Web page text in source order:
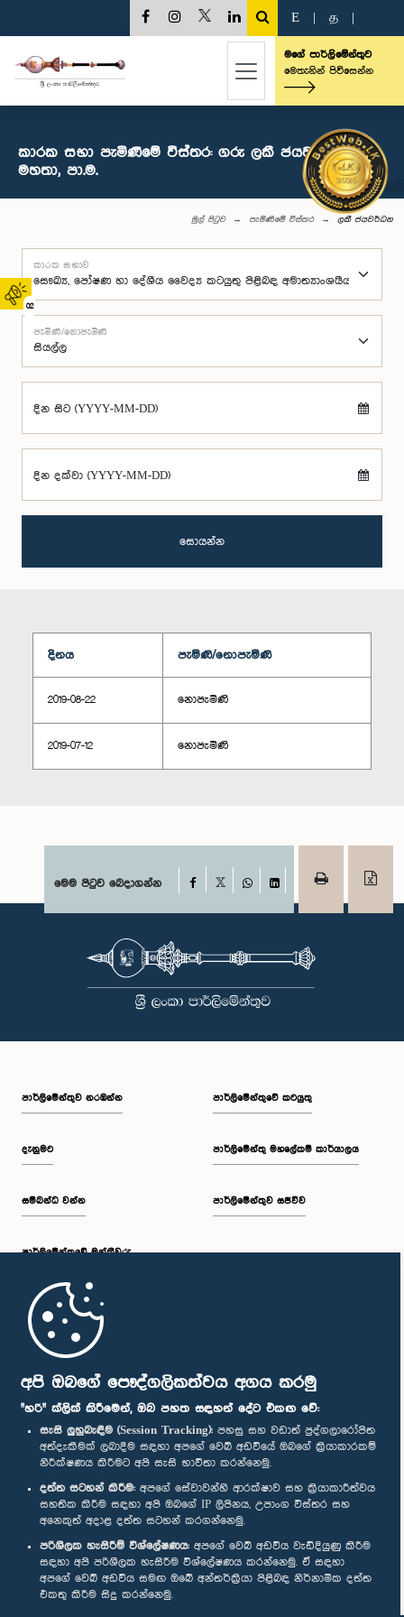
අපි ඔබගේ පෞද්ගලිකත්වය අගය කරමු
"හරි" ක්ලික් කිරීමෙන්, ඔබ පහත සඳහන් දේට එකඟ වේ:
සැසි ලුහුබැඳීම (Session Tracking): පහසු සහ වඩාත් පුද්ගලාරෝපිත
අත්දැකීමක් ලබාදීම සඳහා අපගේ වෙබ් අඩවියේ ඔබගේ ක්‍රියාකාරකම්
නිරීක්ෂණය කිරීමට අපි සැසි භාවිතා කරන්නෙමු.
දත්ත සටහන් කිරීම: අපගේ සේවාවන්හි ආරක්ෂාව සහ ක්‍රියාකාරීත්වය
සහතික කිරීම සඳහා අපි ඔබගේ IP ලිපිනය, උපාංග විස්තර සහ
අනෙකුත් අදාළ දත්ත සටහන් කරගන්නෙමු.
පරිශීලක හැසිරීම් විශ්ලේෂණය: අපගේ වෙබ් අඩවිය වැඩිදියුණු කිරීම
සඳහා අපි පරිශීලක හැසිරීම විශ්ලේෂණය කරන්නෙමු. ඒ සඳහා
අපගේ වෙබ් අඩවිය සමඟ ඔබේ අන්තර්ක්‍රියා පිළිබඳ නිර්නාමික දත්ත
එකතු කිරීම සිදු කරන්නෙමු.
02
E த
මගේ පාර්ලිමේන්තුව
මෙතැනින් පිවිසෙන්න
කාරක සභා පැමිණීමේ විස්තර: ගරු ලකී ජයවර්ධන
මහතා, පා.ම.
මුල් පිටුව පැමිණීමේ විස්තර ලකී ජයවර්ධන
කාරක සභාව
පැමිණි/නොපැමිණි
දින සිට (YYYY-MM-DD)
දින දක්වා (YYYY-MM-DD)
සොයන්න
දිනය පැමිණි/නොපැමිණි
2019-08-22 නොපැමිණි
2019-07-12 නොපැමිණි
මෙම පිටුව බෙදාගන්න Facebook
WhatsAppLinkedIn
පාර්ලි‌මේන්තුව නරඹන්න
දැනුමට
සම්බන්ධ වන්න
පාර්ලි‌මේන්තුවේ මන්ත්‍රීවරු
මුල් පිටුව
පාර්ලිමේන්තුවේ කටයුතු
පාර්ලිමේන්තු මහලේකම් කාර්යාලය
පාර්ලිමේන්තුව සජීවීව
පාර්ලිමේන්තු ජංගම යෙදුම
අප හා සම්බන්ධ වී සිටින්න :
සම්මාන
පෞද්ගලිකත්ව ප්‍රතිපත්තිය